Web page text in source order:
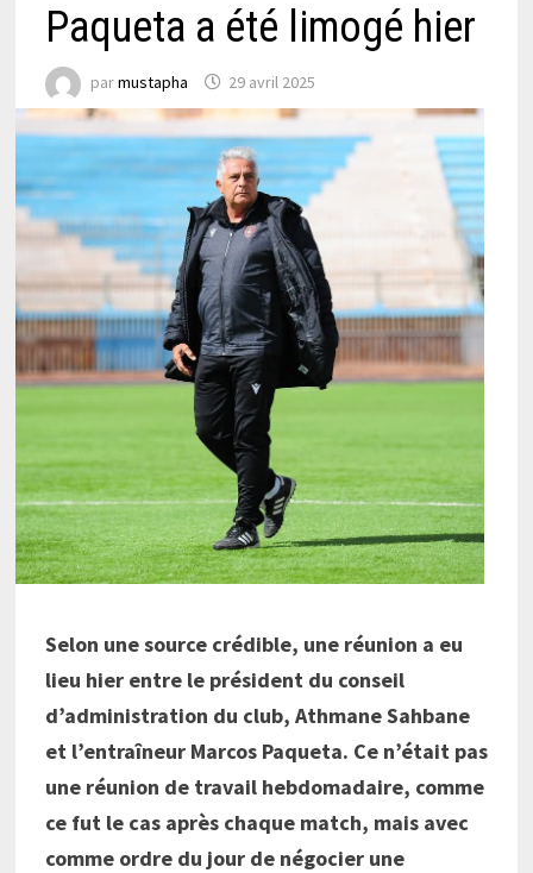
Paqueta a été limogé hier
parmustapha 29 avril 2025
Selon une source crédible, une réunion a eu
lieu hier entre le président du conseil
d’administration du club, Athmane Sahbane
et l’entraîneur Marcos Paqueta. Ce n’était pas
une réunion de travail hebdomadaire, comme
ce fut le cas après chaque match, mais avec
comme ordre du jour de négocier une